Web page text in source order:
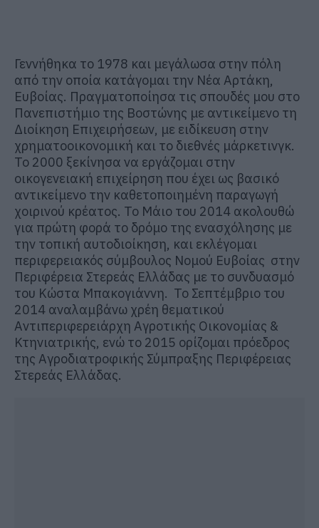
Γεννήθηκα το 1978 και μεγάλωσα στην πόλη
από την οποία κατάγομαι την Νέα Αρτάκη,
Ευβοίας. Πραγματοποίησα τις σπουδές μου στο
Πανεπιστήμιο της Βοστώνης με αντικείμενο τη
Διοίκηση Επιχειρήσεων, με ειδίκευση στην
χρηματοοικονομική και το διεθνές μάρκετινγκ.
Το 2000 ξεκίνησα να εργάζομαι στην
οικογενειακή επιχείρηση που έχει ως βασικό
αντικείμενο την καθετοποιημένη παραγωγή
χοιρινού κρέατος. Το Μάιο του 2014 ακολουθώ
για πρώτη φορά το δρόμο της ενασχόλησης με
την τοπική αυτοδιοίκηση, και εκλέγομαι
περιφερειακός σύμβουλος Νομού Ευβοίας στην
Περιφέρεια Στερεάς Ελλάδας με το συνδυασμό
του Κώστα Μπακογιάννη. Το Σεπτέμβριο του
2014 αναλαμβάνω χρέη θεματικού
Αντιπεριφερειάρχη Αγροτικής Οικονομίας &
Κτηνιατρικής, ενώ το 2015 ορίζομαι πρόεδρος
της Αγροδιατροφικής Σύμπραξης Περιφέρειας
Στερεάς Ελλάδας.